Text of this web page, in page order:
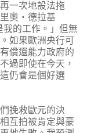
一次地設法拖
里奧‧德拉基
我的工作。」但無
如果歐洲央行可
償還能力政府的
過即使在今天，
仍會是個好選
挽救歐元的決
互拍被肯定與豪